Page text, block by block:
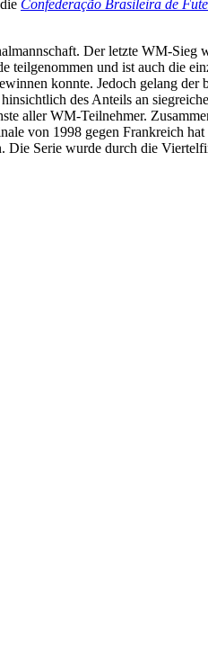
Confederação Brasileira de
Der letzte WM-Sieg
teilgenommen und ist auch die
konnte. Jedoch gelang der
des Anteils an
aller WM-Teilnehmer.
von 1998 gegen Frankreich
Die Serie wurde durch die